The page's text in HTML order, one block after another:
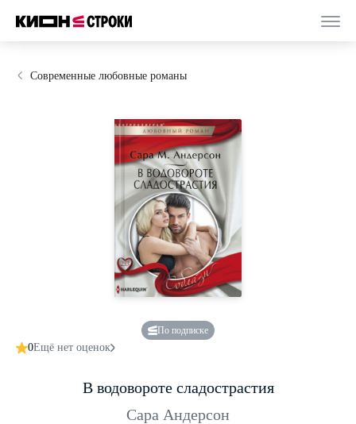
Современные любовные романы
По подписке
0Ещё нет оценок
В водовороте сладострастия
Сара Андерсон